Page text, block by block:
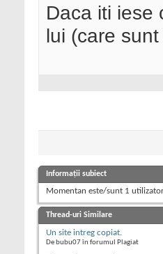
Daca iti
lui (care
Informații subiect
Momentan este/sunt 1
Thread-uri Similare
Un site intreg copiat.
De bubu07 în forumul Plagiat